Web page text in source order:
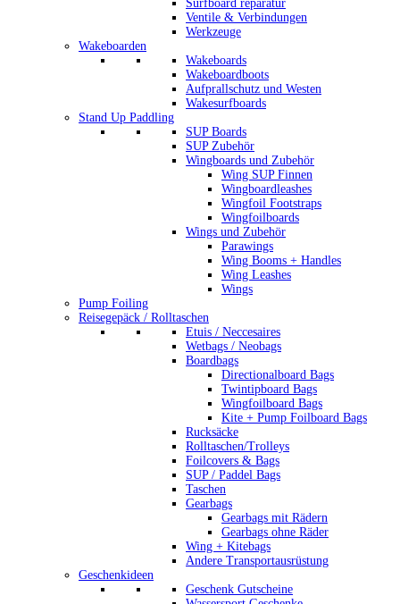
Surfboard reparatur
Ventile & Verbindungen
Werkzeuge
Wakeboarden
Wakeboards
Wakeboardboots
Aufprallschutz und Westen
Wakesurfboards
Stand Up Paddling
SUP Boards
SUP Zubehör
Wingboards und Zubehör
Wing SUP Finnen
Wingboardleashes
Wingfoil Footstraps
Wingfoilboards
Wings und Zubehör
Parawings
Wing Booms + Handles
Wing Leashes
Wings
Pump Foiling
Reisegepäck / Rolltaschen
Etuis / Neccesaires
Wetbags / Neobags
Boardbags
Directionalboard Bags
Twintipboard Bags
Wingfoilboard Bags
Kite + Pump Foilboard Bags
Rucksäcke
Rolltaschen/Trolleys
Foilcovers & Bags
SUP / Paddel Bags
Taschen
Gearbags
Gearbags mit Rädern
Gearbags ohne Räder
Wing + Kitebags
Andere Transportausrüstung
Geschenkideen
Geschenk Gutscheine